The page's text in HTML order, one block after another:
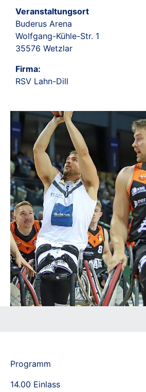
Veranstaltungsort
Buderus Arena
Wolfgang-Kühle-Str. 1
35576 Wetzlar
Firma:
RSV Lahn-Dill
Programm
14.00 Einlass